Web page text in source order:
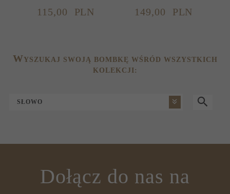
115,00 PLN 149,00 PLN
WYSZUKAJ SWOJĄ BOMBKĘ WŚRÓD WSZYSTKICH
KOLEKCJI:
SŁOWO
Dołącz do nas na